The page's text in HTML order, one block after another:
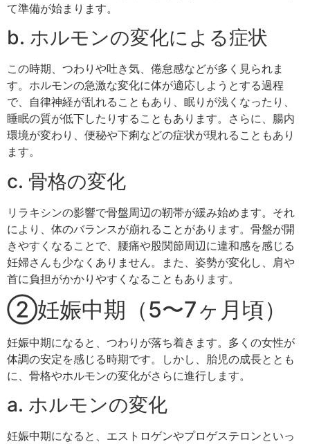
て準備が始まります。
b. ホルモンの変化による症状
この時期、つわりや吐き気、倦怠感などが多く見られま
す。ホルモンの急激な変化に体が適応しようとする過程
で、自律神経が乱れることもあり、眠りが浅くなったり、
睡眠の質が低下したりすることもあります。さらに、腸内
環境が変わり、便秘や下痢などの症状が現れることもあり
ます。
c. 骨格の変化
リラキシンの影響で骨盤周辺の靭帯が緩み始めます。それ
により、体のバランスが崩れることがあります。骨盤が開
きやすくなることで、腰痛や股関節周辺に違和感を感じる
妊婦さんも少なくありません。また、姿勢が変化し、肩や
首に負担がかかりやすくなることもあります。
②妊娠中期（5〜7ヶ月頃）
妊娠中期になると、つわりが落ち着きます。多くの女性が
体調の安定を感じる時期です。しかし、胎児の成長ととも
に、骨格やホルモンの変化がさらに進行します。
a. ホルモンの変化
妊娠中期になると、エストロゲンやプロゲステロンといっ